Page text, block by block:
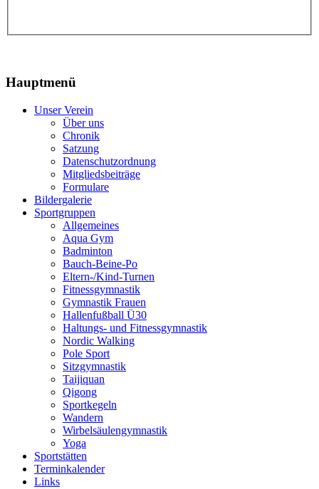
Hauptmenü
Unser Verein
Über uns
Chronik
Satzung
Datenschutzordnung
Mitgliedsbeiträge
Formulare
Bildergalerie
Sportgruppen
Allgemeines
Aqua Gym
Badminton
Bauch-Beine-Po
Eltern-/Kind-Turnen
Fitnessgymnastik
Gymnastik Frauen
Hallenfußball Ü30
Haltungs- und Fitnessgymnastik
Nordic Walking
Pole Sport
Sitzgymnastik
Taijiquan
Qigong
Sportkegeln
Wandern
Wirbelsäulengymnastik
Yoga
Sportstätten
Terminkalender
Links